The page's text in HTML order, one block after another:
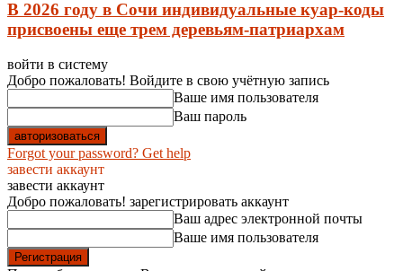
В 2026 году в Сочи индивидуальные куар-коды
присвоены еще трем деревьям-патриархам
войти в систему
Добро пожаловать! Войдите в свою учётную запись
Ваше имя пользователя
Ваш пароль
Forgot your password? Get help
завести аккаунт
завести аккаунт
Добро пожаловать! зарегистрировать аккаунт
Ваш адрес электронной почты
Ваше имя пользователя